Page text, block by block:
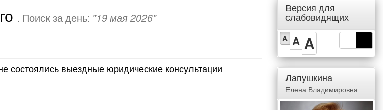
. Поиск за день: "19 мая 2026"
состоялись выездные юридические консультации
Версия для
слабовидящих
A A A
Лапушкина
Елена Владимировна